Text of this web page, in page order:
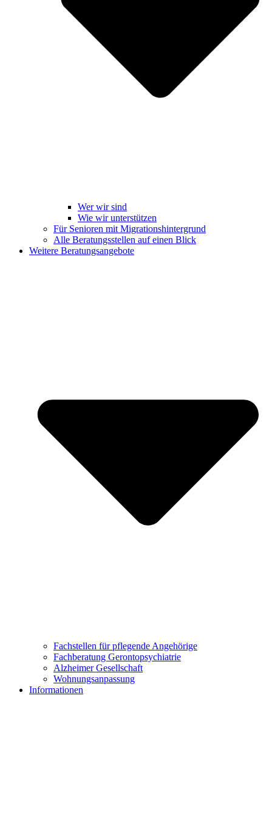
Wer wir sind
Wie wir unterstützen
Für Senioren mit Migrationshintergrund
Alle Beratungsstellen auf einen Blick
Weitere Beratungsangebote
Fachstellen für pflegende Angehörige
Fachberatung Gerontopsychiatrie
Alzheimer Gesellschaft
Wohnungsanpassung
Informationen